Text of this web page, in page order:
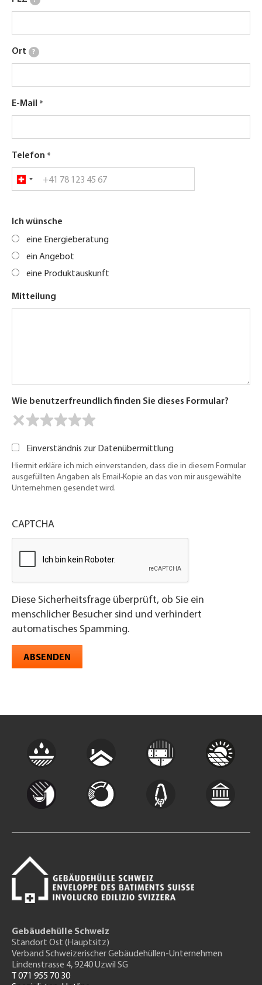
Ort ?
E-Mail
Telefon
Ich wünsche
eine Energieberatung
ein Angebot
eine Produktauskunft
Mitteilung
Wie benutzerfreundlich finden Sie dieses Formular?
Einverständnis zur Datenübermittlung
Hiermit erkläre ich mich einverstanden, dass die in diesem Formular
ausgefüllten Angaben als Email-Kopie an das von mir ausgewählte
Unternehmen gesendet wird.
CAPTCHA
Diese Sicherheitsfrage überprüft, ob Sie ein
menschlicher Besucher sind und verhindert
automatisches Spamming.
ABSENDEN
Gebäudehülle Schweiz
Standort Ost (Hauptsitz)
Verband Schweizerischer Gebäudehüllen-Unternehmen
Lindenstrasse 4, 9240 Uzwil SG
T 071 955 70 30